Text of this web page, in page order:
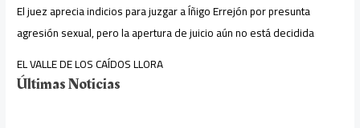
El juez aprecia indicios para juzgar a Íñigo Errejón por presunta
agresión sexual, pero la apertura de juicio aún no está decidida
EL VALLE DE LOS CAÍDOS LLORA
Últimas Noticias